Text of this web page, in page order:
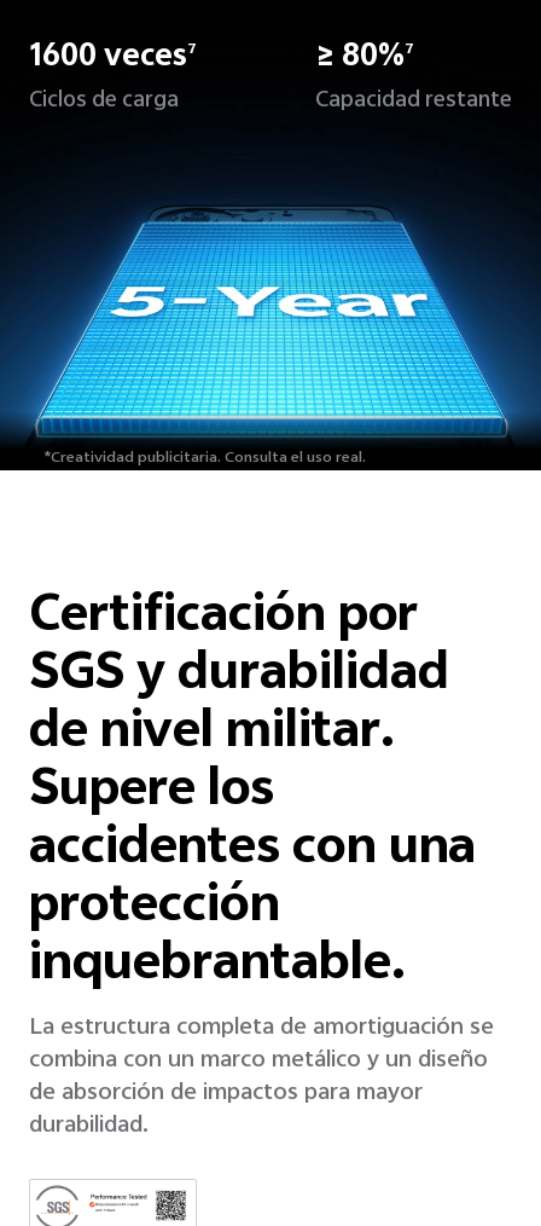
1600 veces7
Ciclos de carga
≥ 80%7
Capacidad restante
*Creatividad publicitaria.Consulta el uso real.
Certificación por
SGS y durabilidad
de nivel militar.
Supere los
accidentes con una
protección
inquebrantable.
La estructura completa de amortiguación se
combina con un marco metálico y un diseño
de absorción de impactos para mayor
durabilidad.